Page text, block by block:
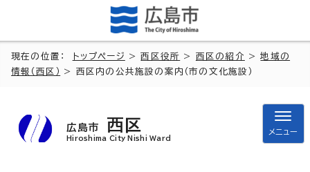
現在の位置： トップページ >西区役所 > 西区の紹介 >地域の
情報（西区）
> 西区内の公共施設の案内（市の文化施設）
広島市 西区
Hiroshima City Nishi Ward
メニュー